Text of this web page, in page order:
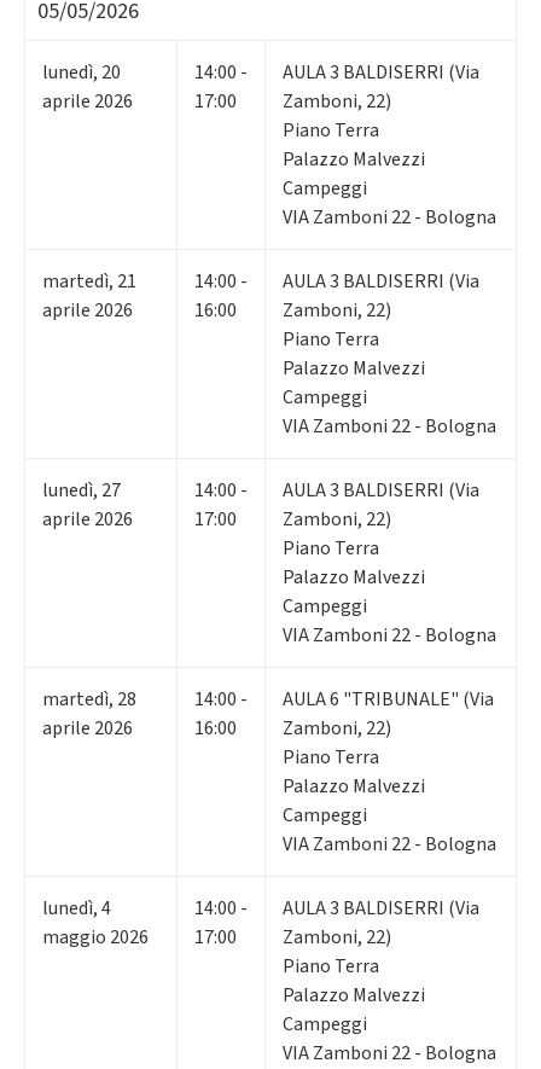
05/05/2026
lunedì, 20
aprile 2026
14:00 -
17:00
AULA 3 BALDISERRI (Via
Zamboni, 22)
Piano Terra
Palazzo Malvezzi
Campeggi
VIA Zamboni 22 - Bologna
martedì, 21
aprile 2026
14:00 -
16:00
AULA 3 BALDISERRI (Via
Zamboni, 22)
Piano Terra
Palazzo Malvezzi
Campeggi
VIA Zamboni 22 - Bologna
lunedì, 27
aprile 2026
14:00 -
17:00
AULA 3 BALDISERRI (Via
Zamboni, 22)
Piano Terra
Palazzo Malvezzi
Campeggi
VIA Zamboni 22 - Bologna
martedì, 28
aprile 2026
14:00 -
16:00
AULA 6 "TRIBUNALE" (Via
Zamboni, 22)
Piano Terra
Palazzo Malvezzi
Campeggi
VIA Zamboni 22 - Bologna
lunedì,4
maggio 2026
14:00 -
17:00
AULA 3 BALDISERRI (Via
Zamboni, 22)
Piano Terra
Palazzo Malvezzi
Campeggi
VIA Zamboni 22 - Bologna